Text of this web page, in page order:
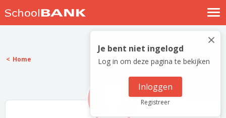
Nostalgische verhalen
Log in
Meld je gratis aan
×
Je bent niet ingelogd
Log in om deze pagina te bekijken
Inloggen
Registreer
Home